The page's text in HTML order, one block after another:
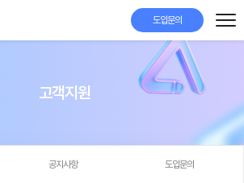
도입문의
고객지원
공지사항 도입문의